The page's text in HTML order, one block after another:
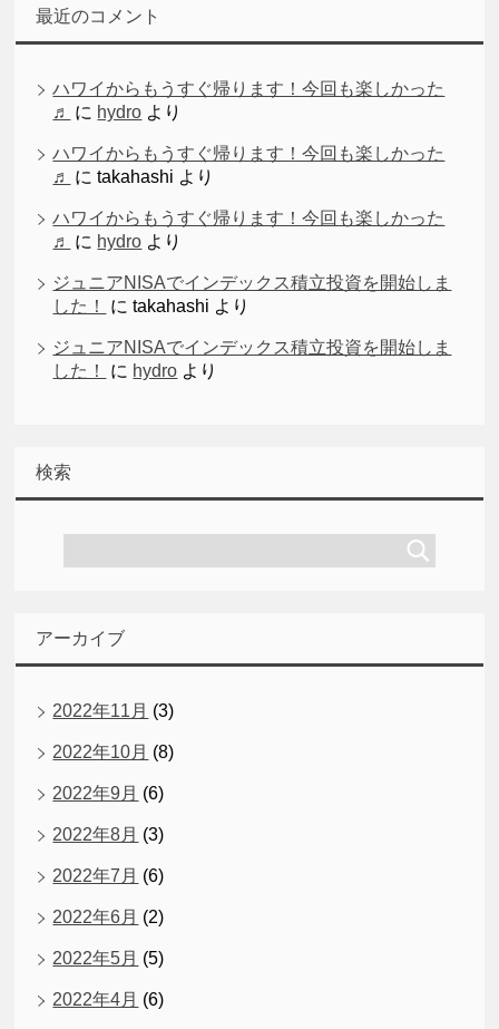
最近のコメント
ハワイからもうすぐ帰ります！今回も楽しかった
♬
に hydro より
ハワイからもうすぐ帰ります！今回も楽しかった
♬
にtakahashi より
ハワイからもうすぐ帰ります！今回も楽しかった
♬
に hydro より
ジュニアNISAでインデックス積立投資を開始しま
した！
にtakahashi より
ジュニアNISAでインデックス積立投資を開始しま
した！
に hydro より
検索
アーカイブ
2022年11月 (3)
2022年10月 (8)
2022年9月 (6)
2022年8月 (3)
2022年7月 (6)
2022年6月 (2)
2022年5月 (5)
2022年4月 (6)